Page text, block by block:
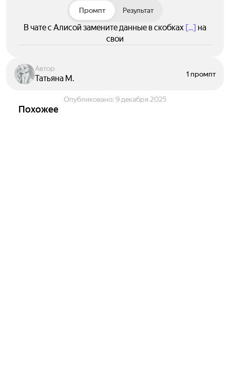
Промпт Результат
В чате с Алисой замените данные в скобках [...] на
свои
Автор
Татьяна М. 1 промпт
Опубликовано: 9 декабря 2025
Похожее